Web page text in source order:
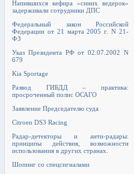
Напившихся кефира «синих ведерок»
задерживали сотрудники ДПС
Федеральный закон Российской
Федерации от 21 марта 2005 г. N 21-
ФЗ
Указ Президента РФ от 02.07.2002 N
679
Kia Sportage
Развод ГИБДД – практика:
просроченный полис ОСАГО
Заявление Председателю суда
Citroen DS3 Racing
Радар-детекторы и анти-радары:
принципы действия, возможности
использования в других странах.
Шопинг со спецсигналами